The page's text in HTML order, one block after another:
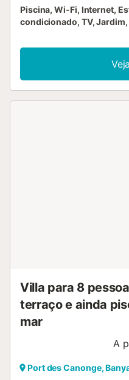
Piscina, Wi-Fi, Internet,
condicionado, TV,
Villa para 8
terraço e ainda
mar
A
Port des Canonge,